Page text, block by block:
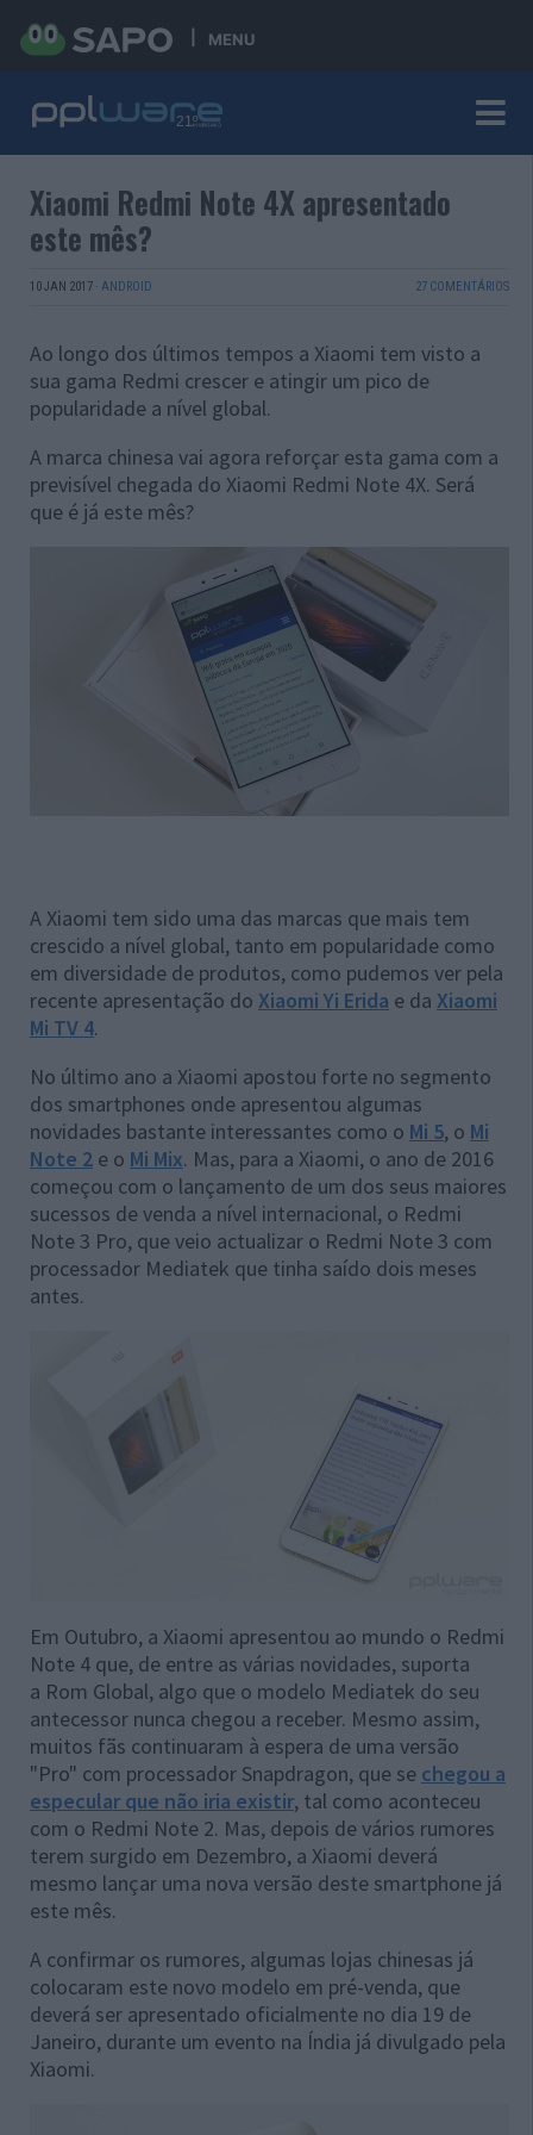
MENU
Xiaomi Redmi Note 4X apresentado
este mês?
10 JAN 2017 · ANDROID 27 COMENTÁRIOS
Ao longo dos últimos tempos a Xiaomi tem visto a
sua gama Redmi crescer e atingir um pico de
popularidade a nível global.
A marca chinesa vai agora reforçar esta gama com a
previsível chegada do Xiaomi Redmi Note 4X. Será
que é já este mês?
A Xiaomi tem sido uma das marcas que mais tem
crescido a nível global, tanto em popularidade como
em diversidade de produtos, como pudemos ver pela
recente apresentação do Xiaomi Yi Erida e da Xiaomi
Mi TV 4.
No último ano a Xiaomi apostou forte no segmento
dos smartphones onde apresentou algumas
novidades bastante interessantes como o Mi 5, o Mi
Note 2 e o Mi Mix. Mas, para a Xiaomi, o ano de 2016
começou com o lançamento de um dos seus maiores
sucessos de venda a nível internacional, o Redmi
Note 3 Pro, que veio actualizar o Redmi Note 3 com
processador Mediatek que tinha saído dois meses
antes.
Em Outubro, a Xiaomi apresentou ao mundo o Redmi
Note 4 que, de entre as várias novidades, suporta
a Rom Global, algo que o modelo Mediatek do seu
antecessor nunca chegou a receber. Mesmo assim,
muitos fãs continuaram à espera de uma versão
"Pro" com processador Snapdragon, que se chegou a
especular que não iria existir, tal como aconteceu
com o Redmi Note 2. Mas, depois de vários rumores
terem surgido em Dezembro, a Xiaomi deverá
mesmo lançar uma nova versão deste smartphone já
este mês.
A confirmar os rumores, algumas lojas chinesas já
colocaram este novo modelo em pré-venda, que
deverá ser apresentado oficialmente no dia 19 de
Janeiro, durante um evento na Índia já divulgado pela
Xiaomi.